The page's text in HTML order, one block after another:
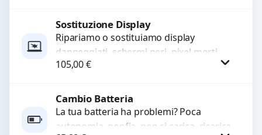
Procedi
Sostituzione Display
Ripariamo o sostituiamo display
danneggiati, schermi neri, pixel morti,
righe sullo schermo, vetro incrinato,
105,00€
Procedi
Cambio Batteria
La tua batteria ha problemi? Poca
autonomia, gonfia, non si carica, ricarica